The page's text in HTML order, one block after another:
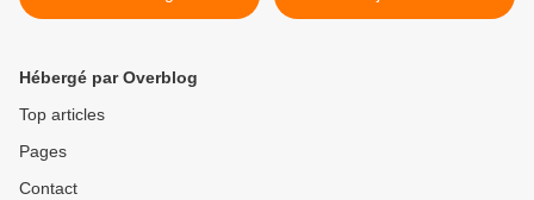
Hébergé par Overblog
Top articles
Pages
Contact